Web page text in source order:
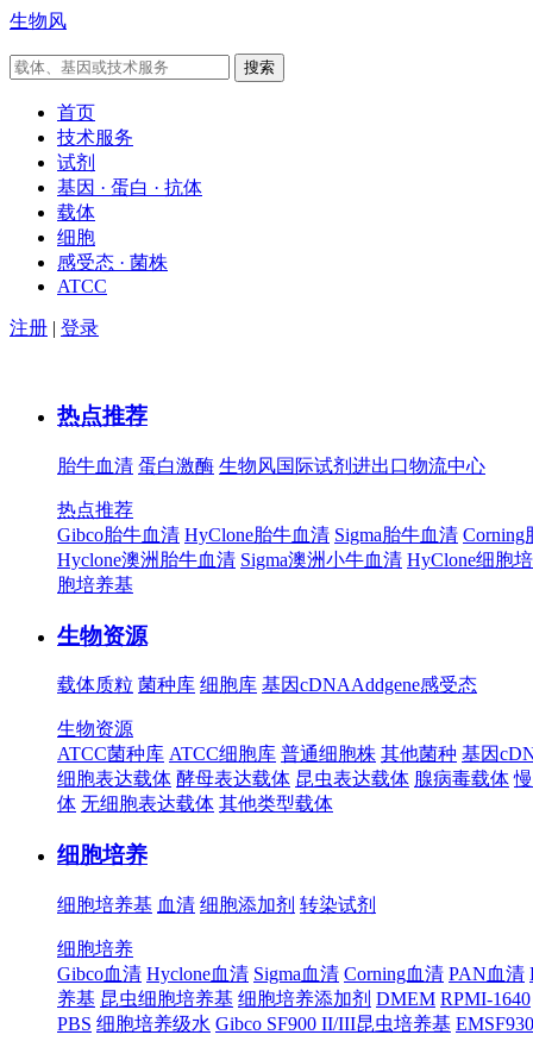
生物风
首页
技术服务
试剂
基因 · 蛋白 · 抗体
载体
细胞
感受态 · 菌株
ATCC
注册 | 登录
热点推荐
胎牛血清 蛋白激酶 生物风国际试剂进出口物流中心
热点推荐
Gibco胎牛血清 HyClone胎牛血清 Sigma胎牛血清 Corning
Hyclone澳洲胎牛血清 Sigma澳洲小牛血清 HyClone细胞
胞培养基
生物资源
载体质粒 菌种库 细胞库 基因cDNAAddgene感受态
生物资源
ATCC菌种库 ATCC细胞库 普通细胞株 其他菌种 基因
细胞表达载体 酵母表达载体 昆虫表达载体 腺病毒载体
体 无细胞表达载体 其他类型载体
细胞培养
细胞培养基 血清 细胞添加剂 转染试剂
细胞培养
Gibco血清 Hyclone血清 Sigma血清 Corning血清 PAN血清
养基 昆虫细胞培养基 细胞培养添加剂 DMEM RPMI-1640
PBS 细胞培养级水 Gibco SF900 II/III昆虫培养基